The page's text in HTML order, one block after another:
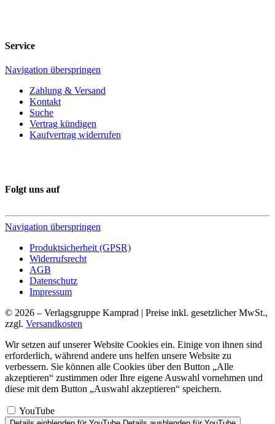
Service
Navigation überspringen
Zahlung & Versand
Kontakt
Suche
Vertrag kündigen
Kaufvertrag widerrufen
Folgt uns auf
Navigation überspringen
Produktsicherheit (GPSR)
Widerrufsrecht
AGB
Datenschutz
Impressum
© 2026 – Verlagsgruppe Kamprad | Preise inkl. gesetzlicher MwSt.,
zzgl. Versandkosten
Wir setzen auf unserer Website Cookies ein. Einige von ihnen sind
erforderlich, während andere uns helfen unsere Website zu
verbessern. Sie können alle Cookies über den Button „Alle
akzeptieren“ zustimmen oder Ihre eigene Auswahl vornehmen und
diese mit dem Button „Auswahl akzeptieren“ speichern.
YouTube